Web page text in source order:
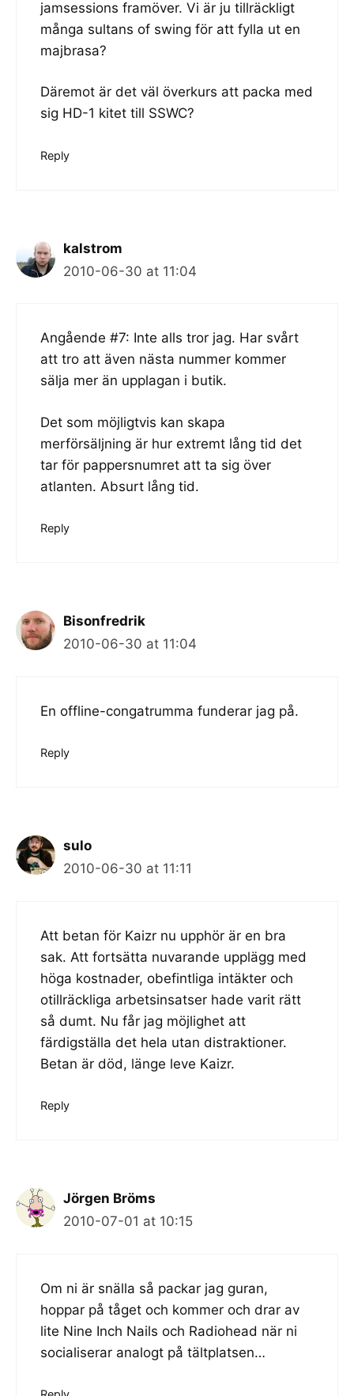
jamsessions framöver. Vi är ju tillräckligt
många sultans of swing för att fylla ut en
majbrasa?
Däremot är det väl överkurs att packa med
sig HD-1 kitet till SSWC?
Reply
kalstrom
2010-06-30 at 11:04
Angående #7: Inte alls tror jag. Har svårt
att tro att även nästa nummer kommer
sälja mer än upplagan i butik.
Det som möjligtvis kan skapa
merförsäljning är hur extremt lång tid det
tar för pappersnumret att ta sig över
atlanten. Absurt lång tid.
Reply
Bisonfredrik
2010-06-30 at 11:04
En offline-congatrumma funderar jag på.
Reply
sulo
2010-06-30 at 11:11
Att betan för Kaizr nu upphör är en bra
sak. Att fortsätta nuvarande upplägg med
höga kostnader, obefintliga intäkter och
otillräckliga arbetsinsatser hade varit rätt
så dumt. Nu får jag möjlighet att
färdigställa det hela utan distraktioner.
Betan är död, länge leve Kaizr.
Reply
Jörgen Bröms
2010-07-01 at 10:15
Om ni är snälla så packar jag guran,
hoppar på tåget och kommer och drar av
lite Nine Inch Nails och Radiohead när ni
socialiserar analogt på tältplatsen…